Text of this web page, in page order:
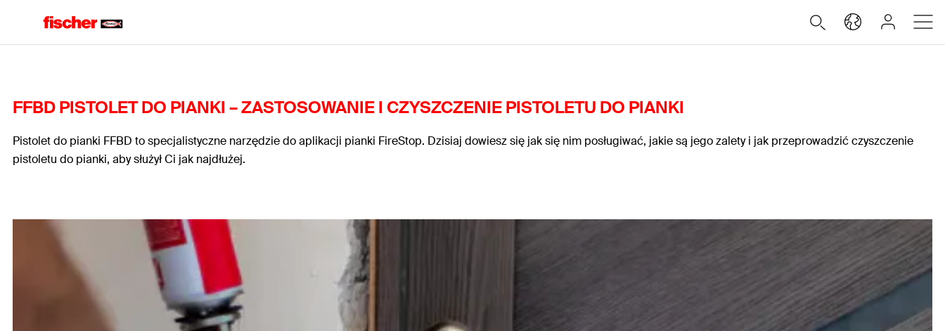
FFBD PISTOLET DO PIANKI – ZASTOSOWANIE I CZYSZCZENIE PISTOLETU DO PIANKI
Pistolet do pianki FFBD to specjalistyczne narzędzie do aplikacji pianki FireStop. Dzisiaj dowiesz się jak się nim posługiwać, jakie są jego zalety i jak przeprowadzić czyszczenie
pistoletu do pianki, aby służył Ci jak najdłużej.